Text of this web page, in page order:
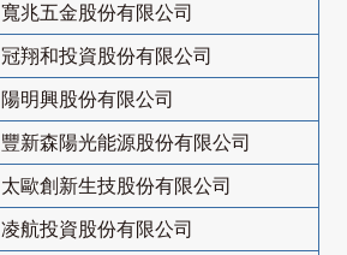
寬兆五金股份有限公司
冠翔和投資股份有限公司
陽明興股份有限公司
豐新森陽光能源股份有限公司
太歐創新生技股份有限公司
凌航投資股份有限公司